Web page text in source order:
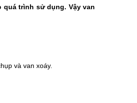
trình sử dụng. Vậy van
và van xoáy.